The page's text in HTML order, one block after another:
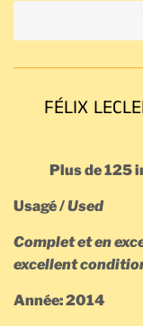
FÉLIX
Plus de 125
Usagé /Used
Complet et en
excellent
Année: 2014